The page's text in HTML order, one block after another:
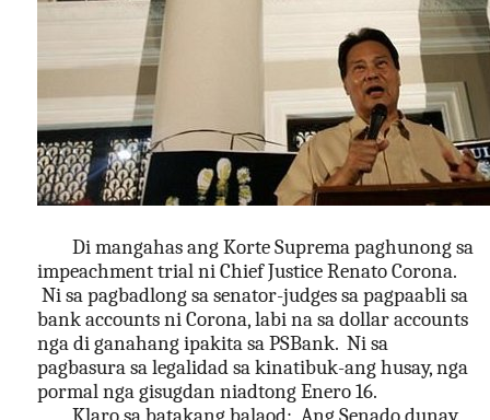
Di mangahas ang Korte Suprema paghunong sa
impeachment trial ni Chief Justice Renato Corona.
Ni sa pagbadlong sa senator-judges sa pagpaabli sa
bank accounts ni Corona, labi na sa dollar accounts
nga di ganahang ipakita sa PSBank.  Ni sa
pagbasura sa legalidad sa kinatibuk-ang husay, nga
pormal nga gisugdan niadtong Enero 16.